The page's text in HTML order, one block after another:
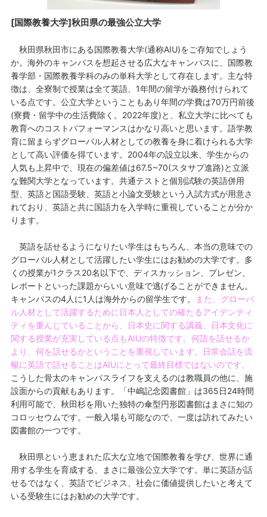
[国際教養大学]秋田県の最強公立大学
秋田県秋田市にある国際教養大学(通称AIU)をご存知でしょう
か。海外のキャンパスを想起させる広大なキャンパスに、国際教
養学部・国際教養学科のみの単科大学として存在します。主な特
徴は、全寮制で授業は全て英語、1年間の留学が義務付けられて
いる点です。公立大学ということもあり年間の学費は70万円前後
(寮費・留学中の生活費除く。2022年度)と、私立大学に比べても
教育へのコストパフォーマンスはかなり高いと思います。語学教
育に留まらずグローバル人材としての教養を身に着けられる大学
として高い評価を得ています。2004年の設立以来、学生からの
人気も上昇中で、現在の偏差値は67.5~70(スタサプ進路)と立派
な難関大学となっています。共通テストと個別試験の英語併用
型、英語と国語受験、英語と小論文受験という入試方式が用意さ
れており、英語と共に国語力を入学時に重視していることが分か
ります。
英語を話せるようになりたい学生はもちろん、本当の意味での
グローバル人材として活躍したい学生にはお勧めの大学です。多
くの授業が1クラス20名以下で、ディスカッション、プレゼン、
レポートといった課題からいい意味で逃げることができません。
キャンパスの4人に1人は海外からの留学生です。
また、グローバ
ル人材として活躍するために日本人としての確たるアイデンティ
ティを重んじていることから、日本史に関する講義、日本文化に
関する授業が充実している点もAIUの特徴です。何語を話せるか
より、何を話せるかということを重視しています。日常会話を流
暢に英語で話せることはAIUにとって最終目標ではないのです。
こうした骨太のキャンパスライフを支えるのは教職員の他に、施
設面からの貢献もあります。「中嶋記念図書館」は365日24時間
利用可能で、秋田杉を用いた独特の傘型円形図書館はまさに知の
コロッセウムです。一般入場も可能なので、一度は訪れてみたい
図書館の一つです。
秋田県という恵まれた広大な立地で国際教養を学び、世界に通
用する学生を育成する、まさに最強公立大学です。単に英語が話
せるではなく、英語でビジネス、社会に価値提供したいと考えて
いる受験生にはお勧めの大学です。